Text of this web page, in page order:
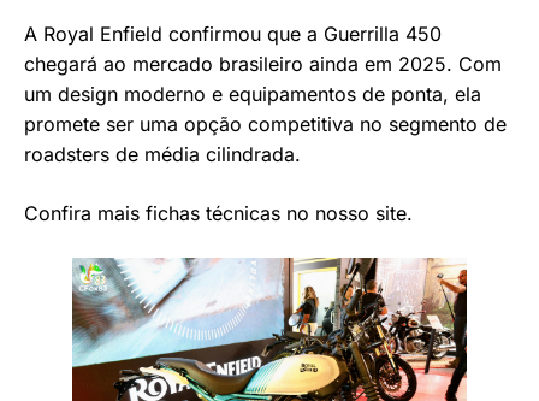
A Royal Enfield confirmou que a Guerrilla 450
chegará ao mercado brasileiro ainda em 2025. Com
um design moderno e equipamentos de ponta, ela
promete ser uma opção competitiva no segmento de
roadsters de média cilindrada.
Confira mais fichas técnicas no nosso site.